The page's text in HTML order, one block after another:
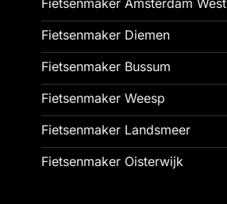
Fietsenmaker Diemen
Fietsenmaker Bussum
Fietsenmaker Weesp
Fietsenmaker Landsmeer
Fietsenmaker Oisterwijk